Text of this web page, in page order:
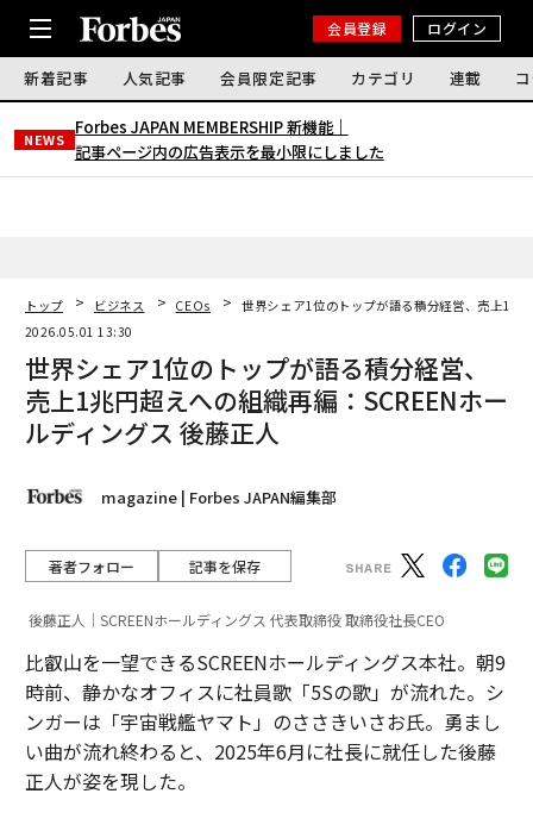
会員登録 ログイン
新着記事 人気記事 会員限定記事 カテゴリ 連載
NEWS
Forbes JAPAN MEMBERSHIP 新機能｜
記事ページ内の広告表示を最小限にしました
トップ ビジネス CEOs
世界シェア1位のトップが語る積分経営、売上1兆
2026.05.01 13:30
世界シェア1位のトップが語る積分経営、
売上1兆円超えへの組織再編：SCREENホー
ルディングス 後藤正人
magazine | Forbes JAPAN編集部
著者フォロー 記事を保存
後藤正人｜SCREENホールディングス 代表取締役 取締役社長CEO
比叡山を一望できるSCREENホールディングス本社。朝9
時前、静かなオフィスに社員歌「5Sの歌」が流れた。シ
ンガーは「宇宙戦艦ヤマト」のささきいさお氏。勇まし
い曲が流れ終わると、2025年6月に社長に就任した後藤
正人が姿を現した。